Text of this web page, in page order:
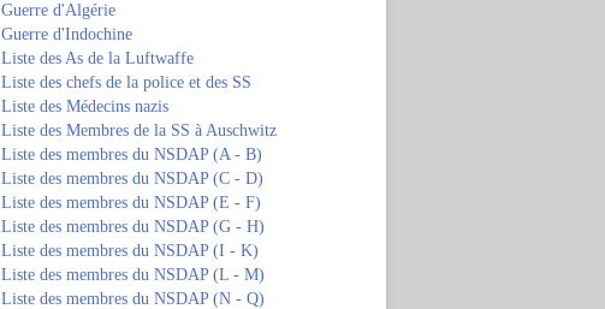
Guerre d'Algérie
Guerre d'Indochine
Liste des As de la Luftwaffe
Liste des chefs de la police et des SS
Liste des Médecins nazis
Liste des Membres de la SS à Auschwitz
Liste des membres du NSDAP (A - B)
Liste des membres du NSDAP (C - D)
Liste des membres du NSDAP (E - F)
Liste des membres du NSDAP (G - H)
Liste des membres du NSDAP (I - K)
Liste des membres du NSDAP (L - M)
Liste des membres du NSDAP (N - Q)